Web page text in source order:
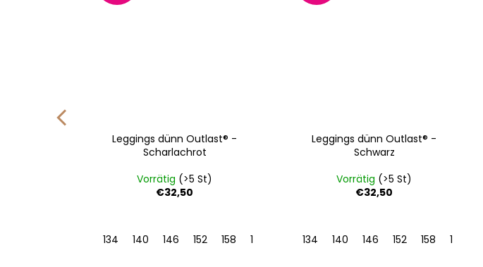
Leggings dünn Outlast® -
Scharlachrot
Vorrätig (>5 St)
€32,50
134 140 146 152 158 164
Leggings dünn Outlast® -
Schwarz
Vorrätig (>5 St)
€32,50
134 140 146 152 158 164